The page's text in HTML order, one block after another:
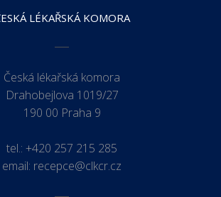
LÉKAŘSKÁ KOMORA
Česká lékařská komora
Drahobejlova 1019/27
190 00 Praha 9
tel.: +420 257 215 285
email: recepce@clkcr.cz